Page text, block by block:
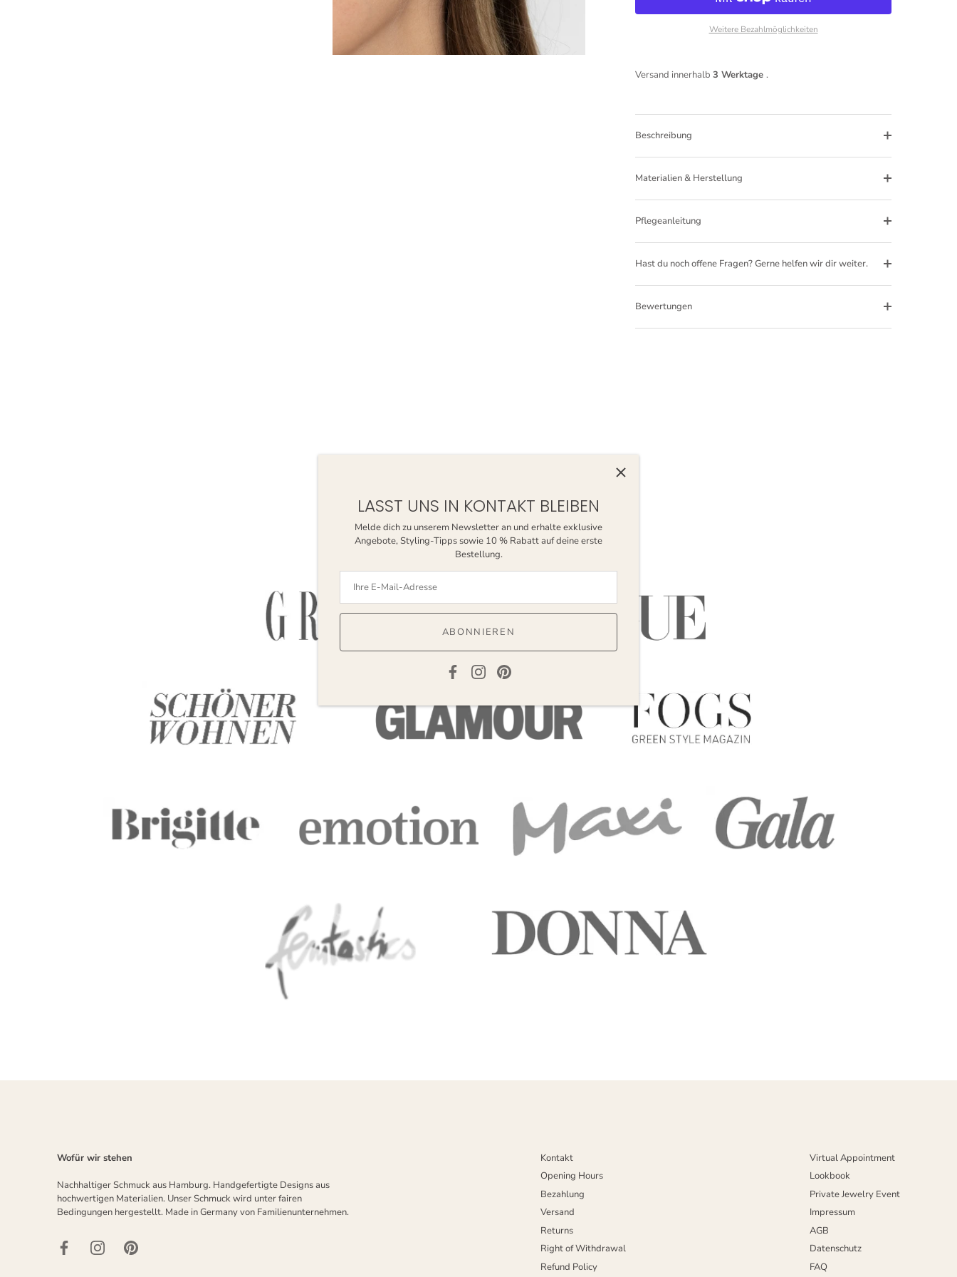
Weitere Bezahlmöglichkeiten
Versand innerhalb 3 Werktage .
Beschreibung
Materialien & Herstellung
Pflegeanleitung
Hast du noch offene Fragen? Gerne helfen wir dir weiter.
Bewertungen
Bekannt aus
LASST UNS IN KONTAKT BLEIBEN
Melde dich zu unserem Newsletter an und erhalte exklusive
Angebote, Styling-Tipps sowie 10 % Rabatt auf deine erste
Bestellung.
ABONNIEREN
Wofür wir stehen
Nachhaltiger Schmuck aus Hamburg. Handgefertigte Designs aus
hochwertigen Materialien. Unser Schmuck wird unter fairen
Bedingungen hergestellt. Made in Germany von Familienunternehmen.
Kontakt
Opening Hours
Bezahlung
Versand
Returns
Right of Withdrawal
Refund Policy
Virtual Appointment
Lookbook
Private Jewelry Event
Impressum
AGB
Datenschutz
FAQ